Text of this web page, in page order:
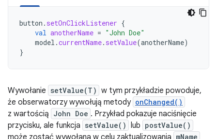
button . setOnClickListener {
val anotherName = "John Doe"
model .currentName. setValue(anotherName)
}
Wywołanie setValue(T) w tym przykładzie powoduje,
że obserwatorzy wywołują metody onChanged()
z wartością John Doe . Przykład pokazuje naciśnięcie
przycisku, ale funkcja setValue() lub postValue()
może zostać wywołana w celu zaktualizowania mName